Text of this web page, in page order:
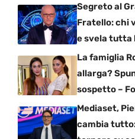
Segreto al
Fratello: chi
e svela tutta
La famiglia
allarga?
sospetto –
Mediaset,
cambia